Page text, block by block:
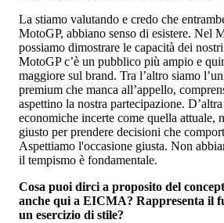
La stiamo valutando e credo che
MotoGP, abbiano senso di esistere. Nel
possiamo dimostrare le capacità dei
MotoGP c’è un pubblico più ampio e
maggiore sul brand. Tra l’altro siamo
premium che manca all’appello,
aspettino la nostra partecipazione.
economiche incerte come quella attuale,
giusto per prendere decisioni che
Aspettiamo l'occasione giusta. Non
il tempismo è fondamentale.
Cosa puoi dirci a proposito del
anche qui a EICMA? Rappresenta il
un esercizio di stile?